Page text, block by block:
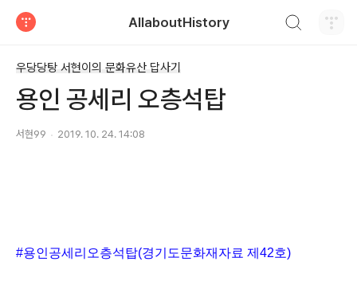
AllaboutHistory
우당당탕 서현이의 문화유산 답사기
용인 공세리 오층석탑
서현99 2019. 10. 24. 14:08
#용인공세리오층석탑(경기도문화재자료 제 42호)